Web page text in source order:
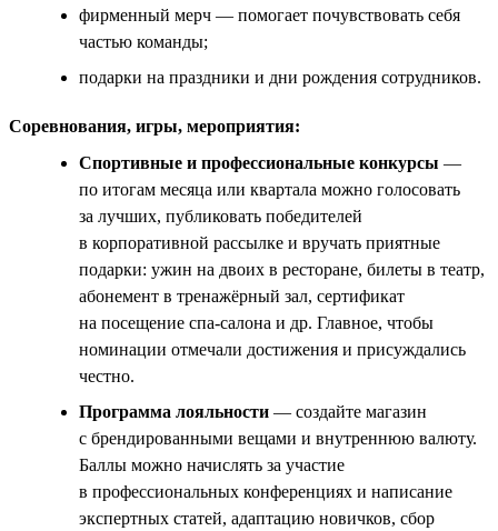
фирменный мерч — помогает почувствовать себя
частью команды;
подарки на праздники и дни рождения сотрудников.
Соревнования, игры, мероприятия:
Спортивные и профессиональные конкурсы —
по итогам месяца или квартала можно голосовать
за лучших, публиковать победителей
в корпоративной рассылке и вручать приятные
подарки: ужин на двоих в ресторане, билеты в театр,
абонемент в тренажёрный зал, сертификат
на посещение спа-салона и др. Главное, чтобы
номинации отмечали достижения и присуждались
честно.
Программа лояльности — создайте магазин
с брендированными вещами и внутреннюю валюту.
Баллы можно начислять за участие
в профессиональных конференциях и написание
экспертных статей, адаптацию новичков, сбор